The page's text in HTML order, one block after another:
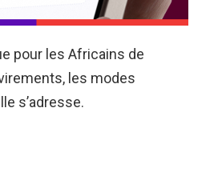
pour les Africains de
les modes
s’adresse.